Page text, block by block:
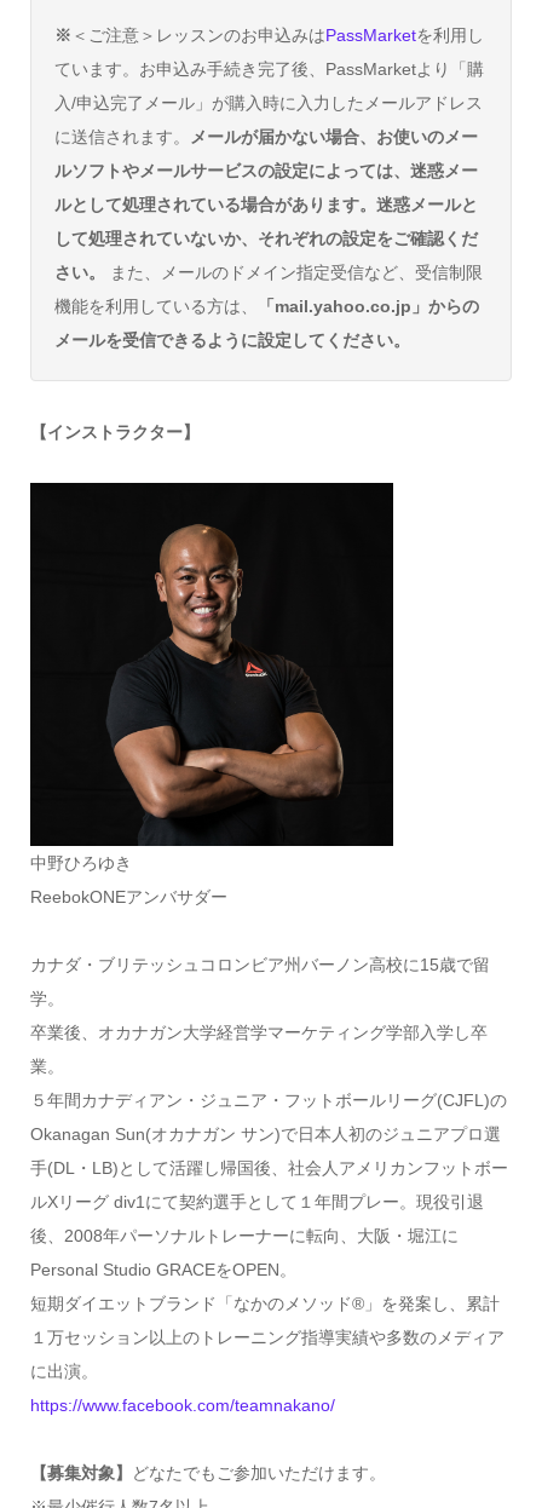
※ ＜ご注意＞レッスンのお申込みはPassMarketを利用し
ています。お申込み手続き完了後、PassMarketより「購
入/申込完了メール」が購入時に入力したメールアドレス
に送信されます。
メールが届かない場合、お使いのメー
ルソフトやメールサービスの設定によっては、迷惑メー
ルとして処理されている場合があります。迷惑メールと
して処理されていないか、それぞれの設定をご確認くだ
さい。
また、メールのドメイン指定受信など、受信制限
機能を利用している方は、
「mail.yahoo.co.jp」からの
メールを受信できるように設定してください。
【インストラクター】
中野ひろゆき
ReebokONEアンバサダー
カナダ・ブリテッシュコロンビア州バーノン高校に15歳で留
学。
卒業後、オカナガン大学経営学マーケティング学部入学し卒
業。
５年間カナディアン・ジュニア・フットボールリーグ(CJFL)の
Okanagan Sun(オカナガン サン)で日本人初のジュニアプロ選
手(DL・LB)として活躍し帰国後、社会人アメリカンフットボー
ルXリーグ div1にて契約選手として１年間プレー。現役引退
後、2008年パーソナルトレーナーに転向、大阪・堀江に
Personal Studio GRACEをOPEN。
短期ダイエットブランド「なかのメソッド®」を発案し、累計
１万セッション以上のトレーニング指導実績や多数のメディア
に出演。
https://www.facebook.com/teamnakano/
【募集対象】
どなたでもご参加いただけます。